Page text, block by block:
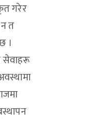
गरेर
त
।
सेवाहरू